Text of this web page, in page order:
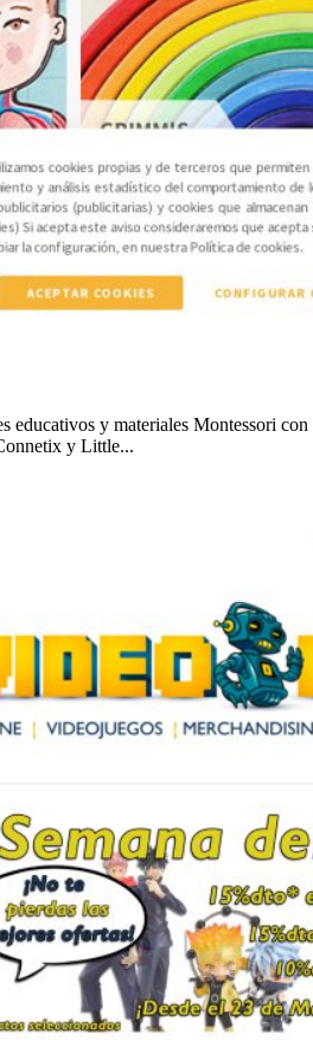
educativos y materiales Montessori con
y Little...